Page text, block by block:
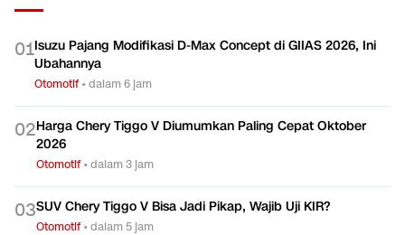
01Isuzu Pajang Modifikasi D-Max Concept di GIIAS 2026, Ini
Ubahannya
Otomotif•dalam 6 jam
02Harga Chery Tiggo V Diumumkan Paling Cepat Oktober
2026
Otomotif•dalam 3 jam
03SUV Chery Tiggo V Bisa Jadi Pikap, Wajib Uji KIR?
Otomotif•dalam 5 jam